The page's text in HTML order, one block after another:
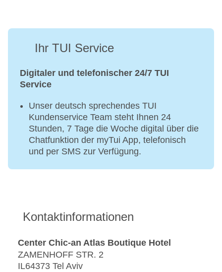
Ihr TUI Service
Digitaler und telefonischer 24/7 TUI
Service
Unser deutsch sprechendes TUI
Kundenservice Team steht Ihnen 24
Stunden, 7 Tage die Woche digital über die
Chatfunktion der myTui App, telefonisch
und per SMS zur Verfügung.
Kontaktinformationen
Center Chic-an Atlas Boutique Hotel
ZAMENHOFF STR. 2
IL64373 Tel Aviv